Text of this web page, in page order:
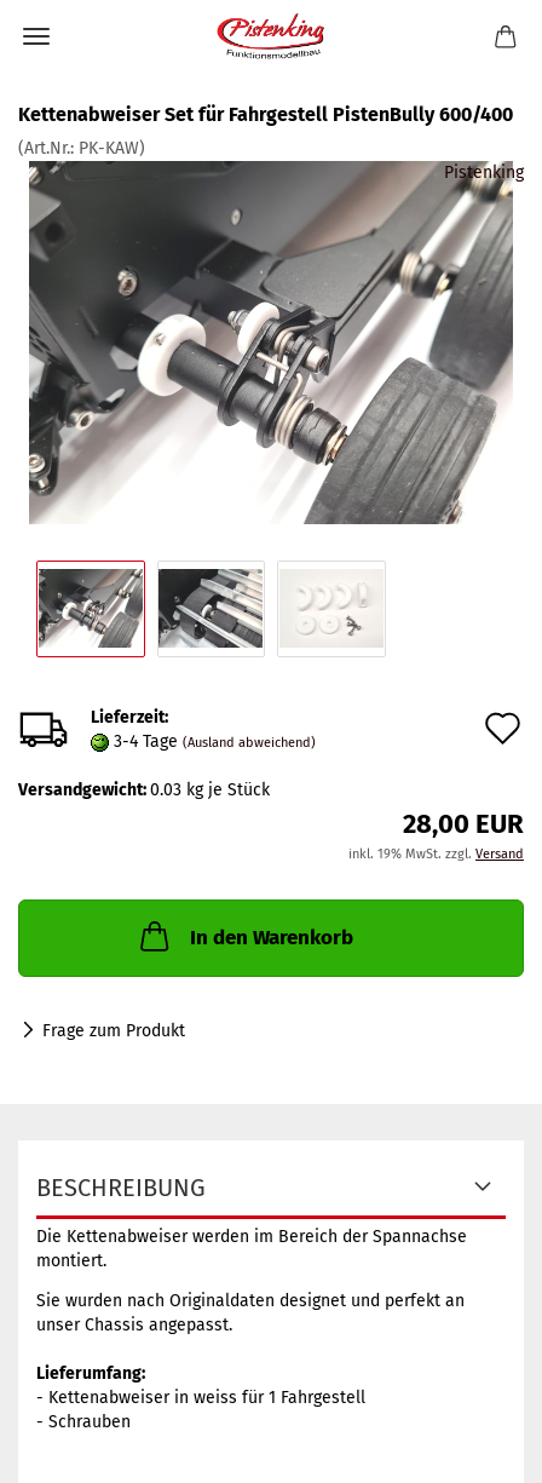
Kettenabweiser Set für Fahrgestell PistenBully 600/400
(Art.Nr.: PK-KAW)
Pistenking
Lieferzeit:
3-4 Tage (Ausland abweichend)
Versandgewicht:0.03 kg je Stück
28,00 EUR
inkl. 19% MwSt. zzgl. Versand
In den Warenkorb
Frage zum Produkt
BESCHREIBUNG
Die Kettenabweiser werden im Bereich der Spannachse
montiert.
Sie wurden nach Originaldaten designet und perfekt an
unser Chassis angepasst.
Lieferumfang:
- Kettenabweiser in weiss für 1 Fahrgestell
- Schrauben